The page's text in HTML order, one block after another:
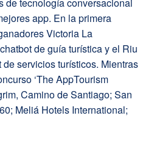
de tecnología conversacional
app. En la primera
Victoria La
de guía turística y el Riu
servicios turísticos. Mientras
‘The AppTourism
Camino de Santiago; San
Meliá Hotels International;